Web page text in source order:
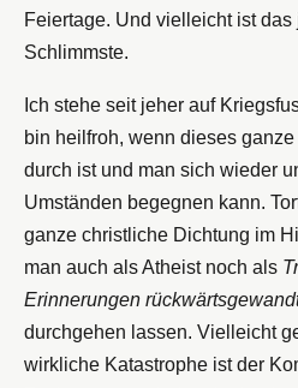
Feiertage. Und vielleicht ist
Schlimmste.
Ich stehe seit jeher auf
bin heilfroh, wenn dieses
durch ist und man sich wieder
Umständen begegnen kann.
ganze christliche Dichtung im
man auch als Atheist noch als
Erinnerungen
durchgehen lassen. Vielleicht
wirkliche Katastrophe ist der